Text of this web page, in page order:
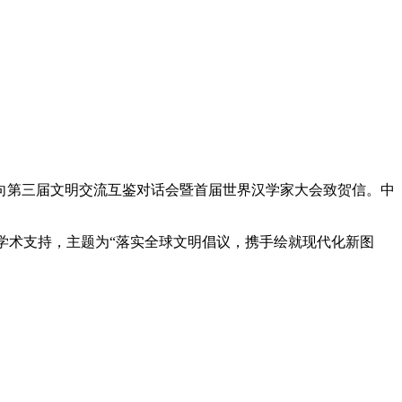
三届文明交流互鉴对话会暨首届世界汉学家大会致贺信。中
支持，主题为“落实全球文明倡议，携手绘就现代化新图